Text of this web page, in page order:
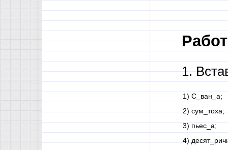
1.
1) С_ван_а;
2) сум_тоха;
3) пьес_а;
4)